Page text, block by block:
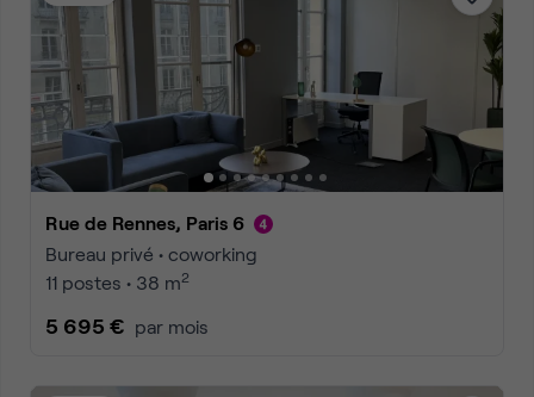
Rue de Rennes, Paris 6
Bureau privé • coworking
11 postes • 38 m2
5 695 € par mois